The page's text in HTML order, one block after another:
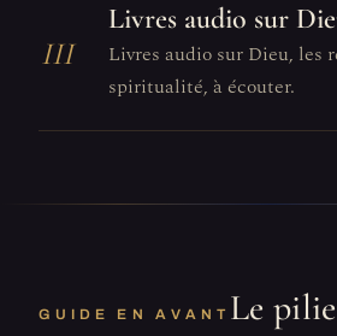
III
Livres audio sur
Livres audio sur Dieu, les
spiritualité, à écouter.
GUIDE EN AVANT Le